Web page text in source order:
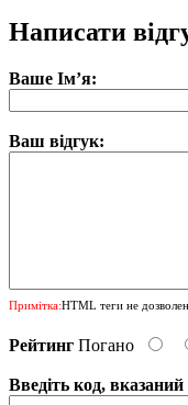
Написати
Ваше Ім’я:
Ваш відгук:
Примітка:HTML теги не
Рейтинг Погано
Введіть код,